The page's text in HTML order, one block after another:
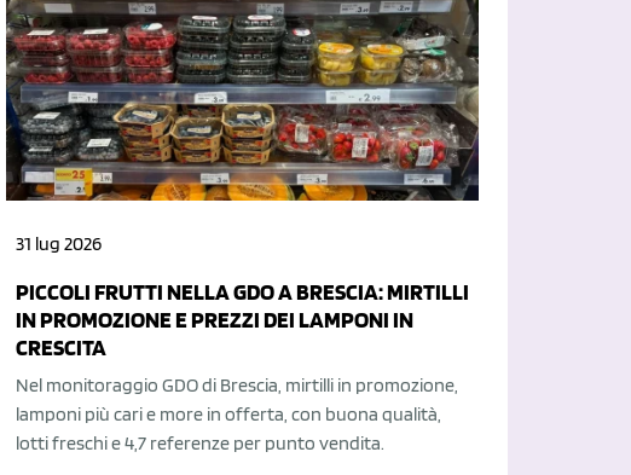
31 lug 2026
PICCOLI FRUTTI NELLA GDO A BRESCIA: MIRTILLI
IN PROMOZIONE E PREZZI DEI LAMPONI IN
CRESCITA
Nel monitoraggio GDO di Brescia, mirtilli in promozione,
lamponi più cari e more in offerta, con buona qualità,
lotti freschi e 4,7 referenze per punto vendita.